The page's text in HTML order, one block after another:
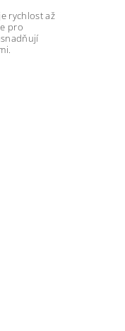
rychlost až
pro